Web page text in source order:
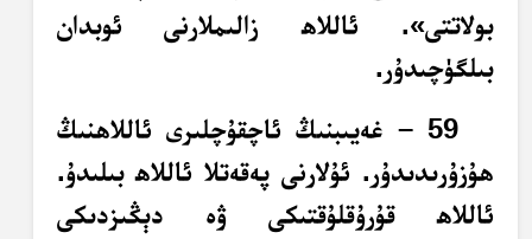
بولاتتى». ئاللاھ زالىملارنى ئوبدان
بىلگۈچىدۇر.
59 – غەيىبنىڭ ئاچقۇچلىرى ئاللاھنىڭ
ھۇزۇرىدىدۇر. ئۇلارنى پەقەتلا ئاللاھ بىلىدۇ.
ئاللاھ قۇرۇقلۇقتىكى ۋە دېڭىزدىكى